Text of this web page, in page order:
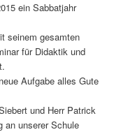
ein Sabbatjahr
seinem gesamten
für Didaktik und
Aufgabe alles Gute
und Herr Patrick
an unserer Schule